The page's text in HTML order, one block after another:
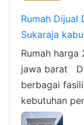
Rumah Dijual
Sukaraja
Rumah
jawa barat
berbagai
kebutuhan